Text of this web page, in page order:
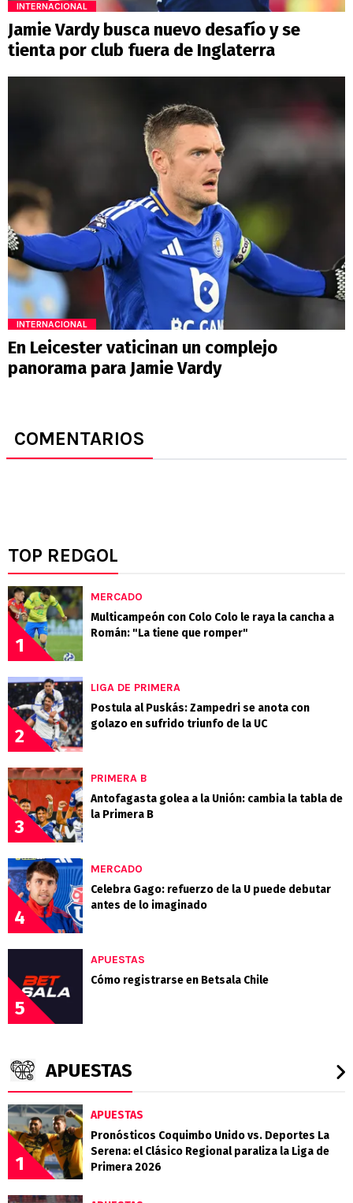
INTERNACIONAL
Jamie Vardy busca nuevo desafío y se
tienta por club fuera de Inglaterra
INTERNACIONAL
En Leicester vaticinan un complejo
panorama para Jamie Vardy
COMENTARIOS
TOP REDGOL
1
MERCADO
Multicampeón con Colo Colo le raya la cancha a
Román: "La tiene que romper"
2
LIGA DE PRIMERA
Postula al Puskás: Zampedri se anota con
golazo en sufrido triunfo de la UC
3
PRIMERA B
Antofagasta golea a la Unión: cambia la tabla de
la Primera B
4
MERCADO
Celebra Gago: refuerzo de la U puede debutar
antes de lo imaginado
5
APUESTAS
Cómo registrarse en Betsala Chile
APUESTAS
1
APUESTAS
Pronósticos Coquimbo Unido vs. Deportes La
Serena: el Clásico Regional paraliza la Liga de
Primera 2026